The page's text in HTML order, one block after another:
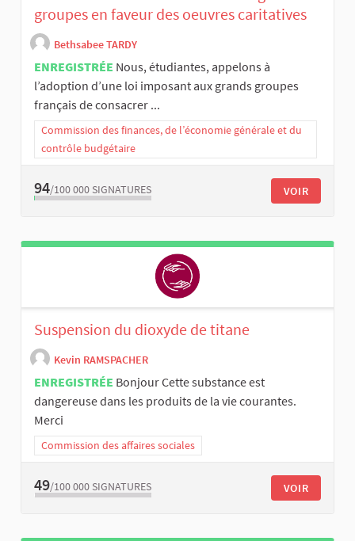
groupes en faveur des oeuvres caritatives
Bethsabee TARDY
ENREGISTRÉE Nous, étudiantes, appelons à
l’adoption d’une loi imposant aux grands groupes
français de consacrer ...
Commission des finances, de l’économie générale et du
contrôle budgétaire
94/100 000 SIGNATURES VOIR
Suspension du dioxyde de titane
Kevin RAMSPACHER
ENREGISTRÉE Bonjour Cette substance est
dangereuse dans les produits de la vie courantes.
Merci
Commission des affaires sociales
49/100 000 SIGNATURES VOIR